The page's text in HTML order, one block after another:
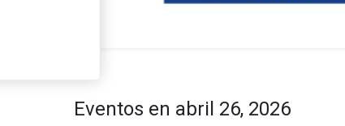
Eventos en abril 26, 2026